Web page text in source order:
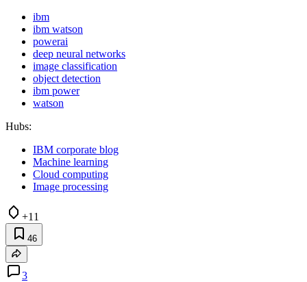
ibm
ibm watson
powerai
deep neural networks
image classification
object detection
ibm power
watson
Hubs:
IBM corporate blog
Machine learning
Cloud computing
Image processing
+11
46
3